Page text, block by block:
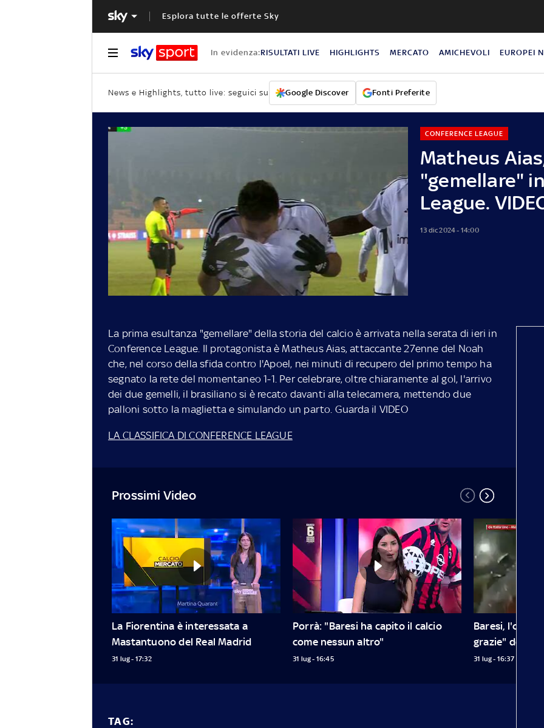
Esplora tutte le offerte Sky
In evidenza:RISULTATI LIVE HIGHLIGHTS MERCATO AMICHEVOLI EUROPEI
News e Highlights, tutto live: seguici su Google Discover Fonti Preferite
Matheus
"gemellare"
League.
CONFERENCE LEAGUE
13 dic 2024 - 14:00
La prima esultanza "gemellare" della storia del calcio è arrivata nella serata di ieri in
Conference League. Il protagonista è Matheus Aias, attaccante 27enne del Noah
che, nel corso della sfida contro l'Apoel, nei minuti di recupero del primo tempo ha
segnato la rete del momentaneo 1-1. Per celebrare, oltre chiaramente al gol, l'arrivo
dei due gemelli, il brasiliano si è recato davanti alla telecamera, mettendo due
palloni sotto la maglietta e simulando un parto. Guarda il VIDEO
LA CLASSIFICA DI CONFERENCE LEAGUE
Prossimi Video
La Fiorentina è interessata a
Mastantuono del Real Madrid
31 lug - 17:32
Porrà: "Baresi ha capito il calcio
come nessun altro"
31 lug - 16:45
Baresi,
grazie" dei
31 lug - 16:37
TAG: